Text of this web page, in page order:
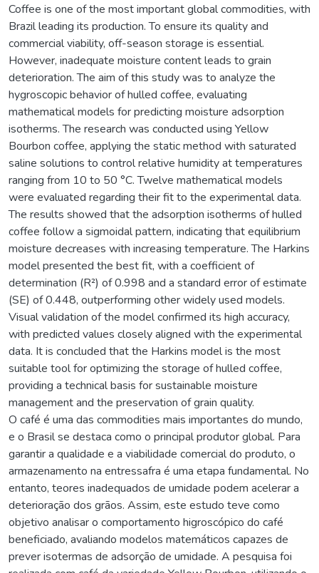
Coffee is one of the most important global commodities, with
Brazil leading its production. To ensure its quality and
commercial viability, off-season storage is essential.
However, inadequate moisture content leads to grain
deterioration. The aim of this study was to analyze the
hygroscopic behavior of hulled coffee, evaluating
mathematical models for predicting moisture adsorption
isotherms. The research was conducted using Yellow
Bourbon coffee, applying the static method with saturated
saline solutions to control relative humidity at temperatures
ranging from 10 to 50 °C. Twelve mathematical models
were evaluated regarding their fit to the experimental data.
The results showed that the adsorption isotherms of hulled
coffee follow a sigmoidal pattern, indicating that equilibrium
moisture decreases with increasing temperature. The Harkins
model presented the best fit, with a coefficient of
determination (R²) of 0.998 and a standard error of estimate
(SE) of 0.448, outperforming other widely used models.
Visual validation of the model confirmed its high accuracy,
with predicted values closely aligned with the experimental
data. It is concluded that the Harkins model is the most
suitable tool for optimizing the storage of hulled coffee,
providing a technical basis for sustainable moisture
management and the preservation of grain quality.
O café é uma das commodities mais importantes do mundo,
e o Brasil se destaca como o principal produtor global. Para
garantir a qualidade e a viabilidade comercial do produto, o
armazenamento na entressafra é uma etapa fundamental. No
entanto, teores inadequados de umidade podem acelerar a
deterioração dos grãos. Assim, este estudo teve como
objetivo analisar o comportamento higroscópico do café
beneficiado, avaliando modelos matemáticos capazes de
prever isotermas de adsorção de umidade. A pesquisa foi